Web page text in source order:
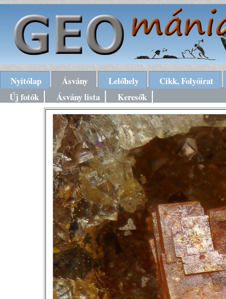
Nyitólap Ásvány Lelőhely
Cikk, Folyóirat
Új fotók
Ásvány lista Keresők